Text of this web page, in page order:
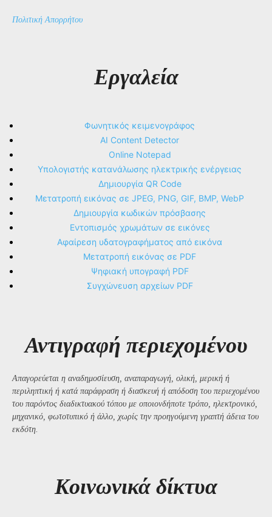
Πολιτική Απορρήτου
Εργαλεία
Φωνητικός κειμενογράφος
AI Content Detector
Online Notepad
Υπολογιστής κατανάλωσης ηλεκτρικής ενέργειας
Δημιουργία QR Code
Μετατροπή εικόνας σε JPEG, PNG, GIF, BMP, WebP
Δημιουργία κωδικών πρόσβασης
Εντοπισμός χρωμάτων σε εικόνες
Αφαίρεση υδατογραφήματος από εικόνα
Μετατροπή εικόνας σε PDF
Ψηφιακή υπογραφή PDF
Συγχώνευση αρχείων PDF
Αντιγραφή περιεχομένου
Απαγορεύεται η αναδημοσίευση, αναπαραγωγή, ολική, μερική ή
περιληπτική ή κατά παράφραση ή διασκευή ή απόδοση του περιεχομένου
του παρόντος διαδικτυακού τόπου με οποιονδήποτε τρόπο, ηλεκτρονικό,
μηχανικό, φωτοτυπικό ή άλλο, χωρίς την προηγούμενη γραπτή άδεια του
εκδότη.
Kοινωνικά δίκτυα